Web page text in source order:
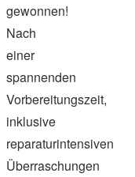
gewonnen!
Nach
einer
spannenden
Vorbereitungszeit,
inklusive
reparaturintensiven
Überraschungen